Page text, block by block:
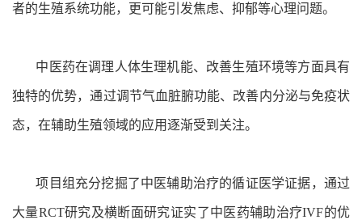
者的生殖系统功能，更可能引发焦虑、抑郁等心理问题。
中医药在调理人体生理机能、改善生殖环境等方面具有
独特的优势，通过调节气血脏腑功能、改善内分泌与免疫状
态，在辅助生殖领域的应用逐渐受到关注。
项目组充分挖掘了中医辅助治疗的循证医学证据，通过
大量RCT研究及横断面研究证实了中医药辅助治疗IVF的优